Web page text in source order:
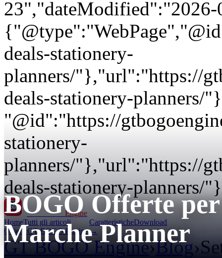
deals-stationery-
planners/"},"url":"https://
deals-stationery-planners/"}
"@id":"https://
stationery-
planners/"},"url":"https://
deals-stationery-planners/"}
GT BOGO Engine
HomeTutti gli articoli CaratteristicheDownload
Ottieni GT BOGO Engine →
GT BOGO Engine›Blog›
BOGO Offerte
Marche Planner